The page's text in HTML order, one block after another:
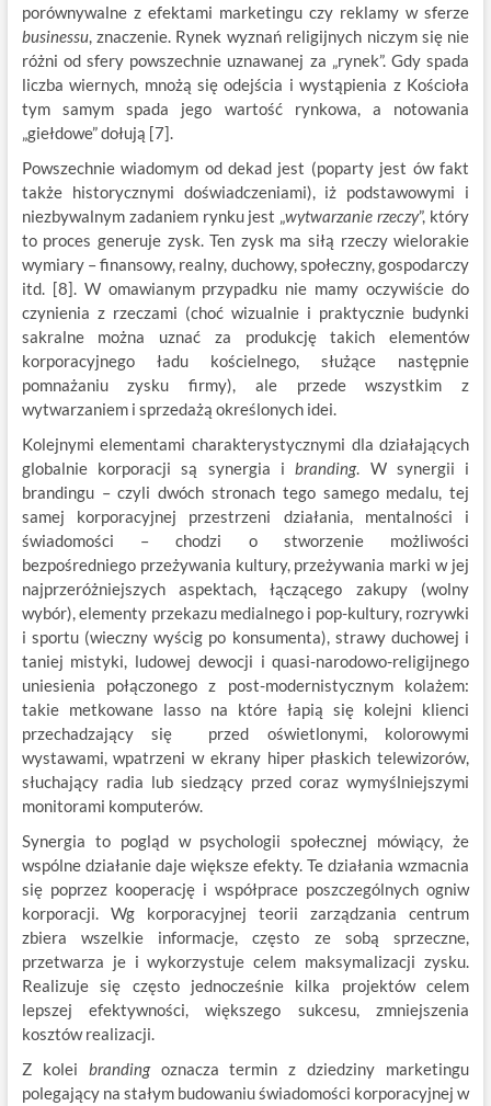
porównywalne z efektami marketingu czy reklamy w sferze
businessu, znaczenie. Rynek wyznań religijnych niczym się nie
różni od sfery powszechnie uznawanej za „rynek”. Gdy spada
liczba wiernych, mnożą się odejścia i wystąpienia z Kościoła
tym samym spada jego wartość rynkowa, a notowania
„giełdowe” dołują [7].
Powszechnie wiadomym od dekad jest (poparty jest ów fakt
także historycznymi doświadczeniami), iż podstawowymi i
niezbywalnym zadaniem rynku jest „wytwarzanie rzeczy”, który
to proces generuje zysk. Ten zysk ma siłą rzeczy wielorakie
wymiary – finansowy, realny, duchowy, społeczny, gospodarczy
itd. [8]. W omawianym przypadku nie mamy oczywiście do
czynienia z rzeczami (choć wizualnie i praktycznie budynki
sakralne można uznać za produkcję takich elementów
korporacyjnego ładu kościelnego, służące następnie
pomnażaniu zysku firmy), ale przede wszystkim z
wytwarzaniem i sprzedażą określonych idei.
Kolejnymi elementami charakterystycznymi dla działających
globalnie korporacji są synergia ibranding. W synergii i
brandingu – czyli dwóch stronach tego samego medalu, tej
samej korporacyjnej przestrzeni działania, mentalności i
świadomości – chodzi o stworzenie możliwości
bezpośredniego przeżywania kultury, przeżywania marki w jej
najprzeróżniejszych aspektach, łączącego zakupy (wolny
wybór), elementy przekazu medialnego i pop-kultury, rozrywki
i sportu (wieczny wyścig po konsumenta), strawy duchowej i
taniej mistyki, ludowej dewocji i quasi-narodowo-religijnego
uniesienia połączonego z post-modernistycznym kolażem:
takie metkowane lasso na które łapią się kolejni klienci
przechadzający się przed oświetlonymi, kolorowymi
wystawami, wpatrzeni w ekrany hiper płaskich telewizorów,
słuchający radia lub siedzący przed coraz wymyślniejszymi
monitorami komputerów.
Synergia to pogląd w psychologii społecznej mówiący, że
wspólne działanie daje większe efekty. Te działania wzmacnia
się poprzez kooperację i współprace poszczególnych ogniw
korporacji. Wg korporacyjnej teorii zarządzania centrum
zbiera wszelkie informacje, często ze sobą sprzeczne,
przetwarza je i wykorzystuje celem maksymalizacji zysku.
Realizuje się często jednocześnie kilka projektów celem
lepszej efektywności, większego sukcesu, zmniejszenia
kosztów realizacji.
Z kolei branding oznacza termin z dziedziny marketingu
polegający na stałym budowaniu świadomości korporacyjnej w